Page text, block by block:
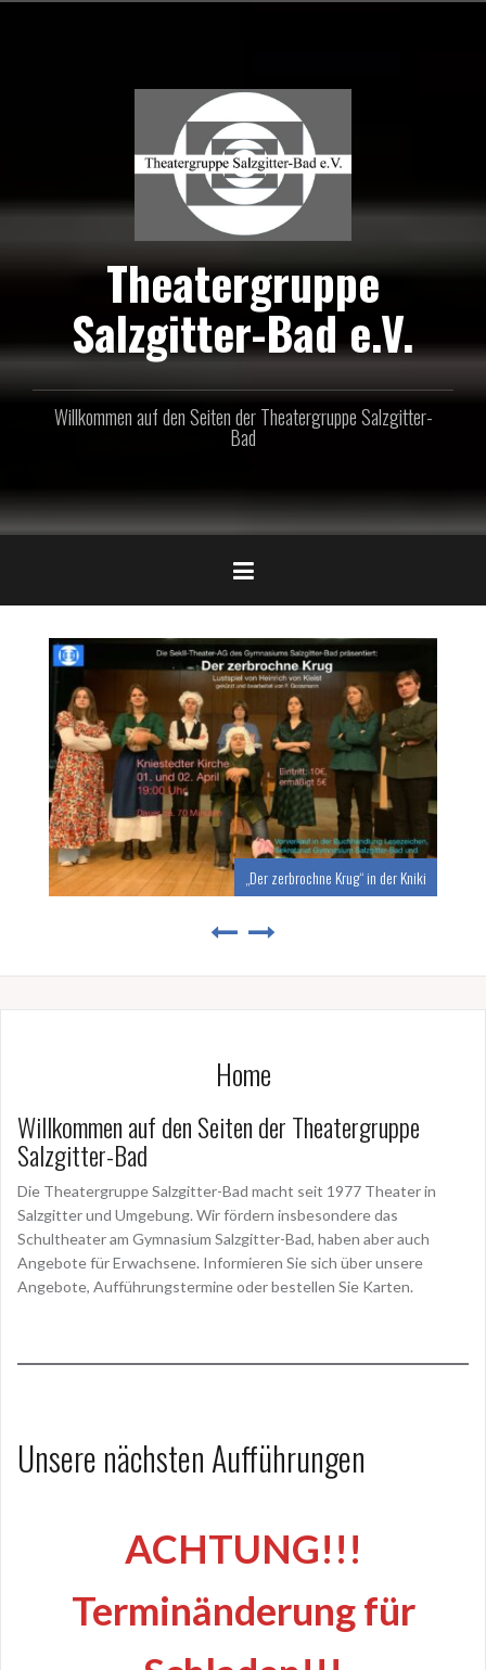
Theatergruppe
Salzgitter-Bad e.V.
Willkommen auf den Seiten der Theatergruppe Salzgitter-
Bad
„Der zerbrochne Krug“ in der Kniki
Home
Willkommen auf den Seiten der Theatergruppe
Salzgitter-Bad
Die Theatergruppe Salzgitter-Bad macht seit 1977 Theater in
Salzgitter und Umgebung. Wir fördern insbesondere das
Schultheater am Gymnasium Salzgitter-Bad, haben aber auch
Angebote für Erwachsene. Informieren Sie sich über unsere
Angebote, Aufführungstermine oder bestellen Sie Karten.
Unsere nächsten Aufführungen
ACHTUNG!!!
Terminänderung für